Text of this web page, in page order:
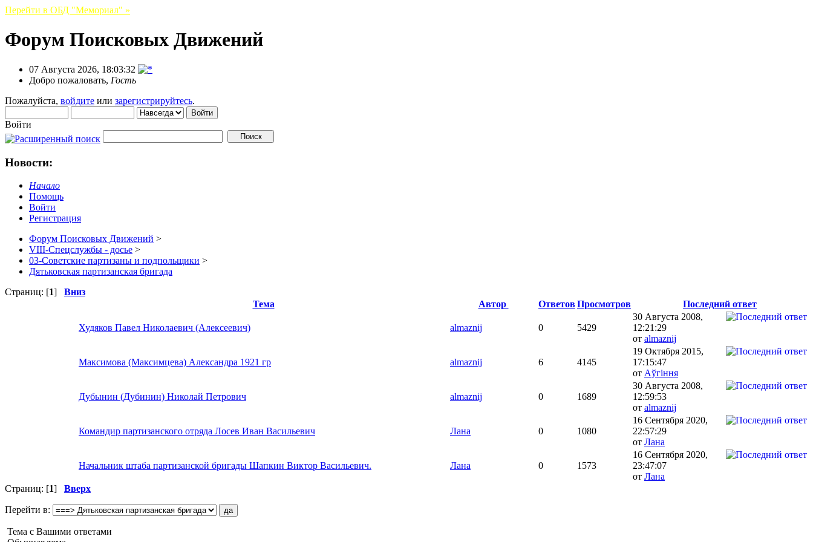
Перейти в ОБД "Мемориал" »
Форум Поисковых Движений
07 Августа 2026, 18:03:32
Добро пожаловать, Гость
Пожалуйста, войдите или зарегистрируйтесь.
Войти
Новости:
Начало
Помощь
Войти
Регистрация
Форум Поисковых Движений >
VIII-Спецслужбы - досье >
03-Советские партизаны и подпольщики >
Дятьковская партизанская бригада
Страниц: [1] Вниз
Тема
Автор ОтветовПросмотров Последний ответ
Худяков Павел Николаевич (Алексеевич) almaznij 0 5429
30 Августа 2008,
12:21:29
от almaznij
Максимова (Максимцева) Александра 1921 гр almaznij 6 4145
19 Октября 2015,
17:15:47
от Aўгiння
Дубынин (Дубинин) Николай Петрович almaznij 0 1689
30 Августа 2008,
12:59:53
от almaznij
Командир партизанского отряда Лосев Иван Васильевич Лана 0 1080
16 Сентября 2020,
22:57:29
от Лана
Начальник штаба партизанской бригады Шапкин Виктор Васильевич. Лана 0 1573
16 Сентября 2020,
23:47:07
от Лана
Страниц: [1] Вверх
Перейти в:
Тема с Вашими ответами